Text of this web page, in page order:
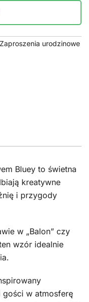
Zaproszenia urodzinowe
Bluey to świetna
kreatywne
i przygody
w „Balon” czy
wzór idealnie
w atmosferę